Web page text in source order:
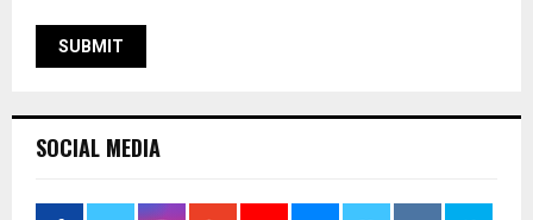
SOCIAL MEDIA